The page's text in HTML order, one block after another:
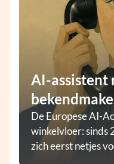
AI-assistent
De Europese AI-
winkelvloer: sinds
zich eerst netjes